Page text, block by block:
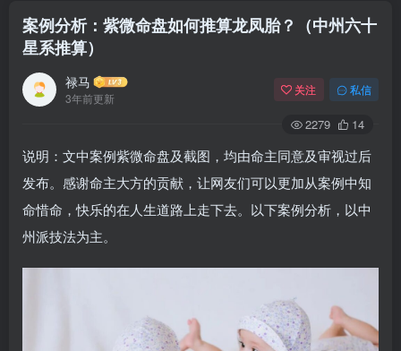
案例分析：紫微命盘如何推算龙凤胎？（中州六十
星系推算）
禄马
3年前更新
关注 私信
2279 14
说明：文中案例紫微命盘及截图，均由命主同意及审视过后
发布。感谢命主大方的贡献，让网友们可以更加从案例中知
命惜命，快乐的在人生道路上走下去。以下案例分析，以中
州派技法为主。